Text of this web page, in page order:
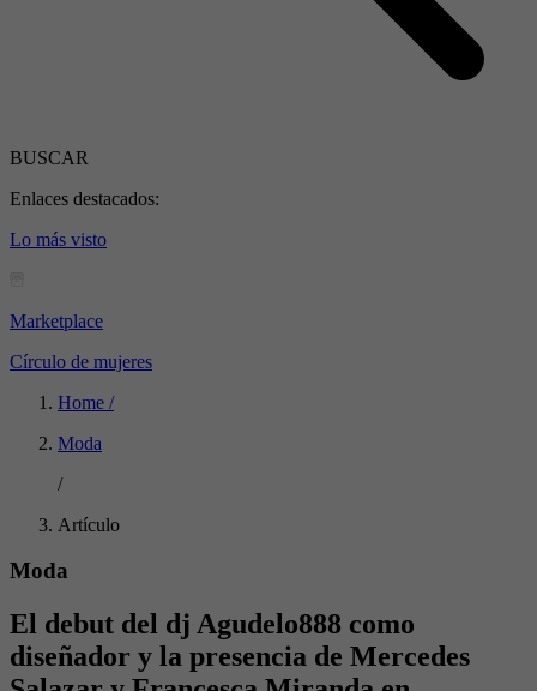
BUSCAR
Enlaces destacados:
Lo más visto
Marketplace
Círculo de mujeres
Home /
Moda
/
Artículo
Moda
El debut del dj Agudelo888 como
diseñador y la presencia de Mercedes